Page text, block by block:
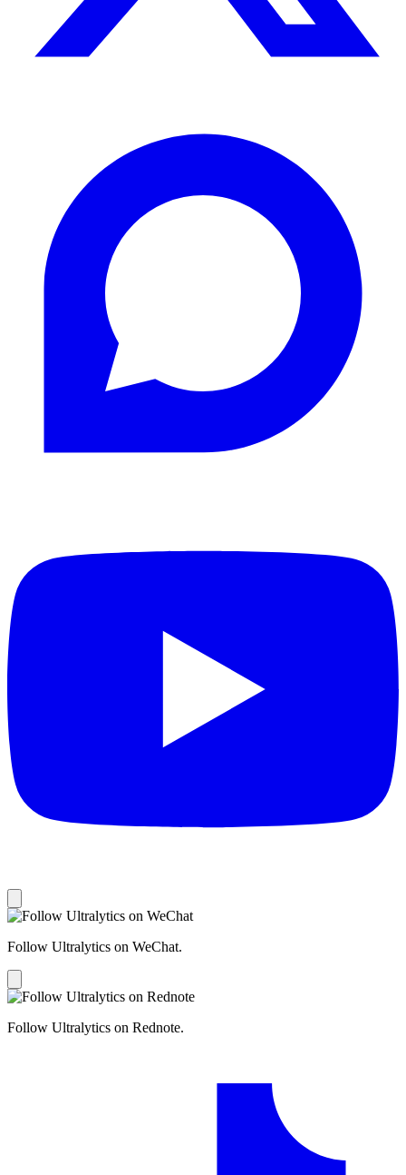
Follow Ultralytics on WeChat.
Follow Ultralytics on Rednote.